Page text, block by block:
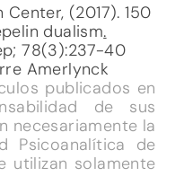
(2017). 150
dualism.
78(3):237-40
Amerlynck
publicados en
de sus
necesariamente la
Psicoanalítica de
utilizan solamente